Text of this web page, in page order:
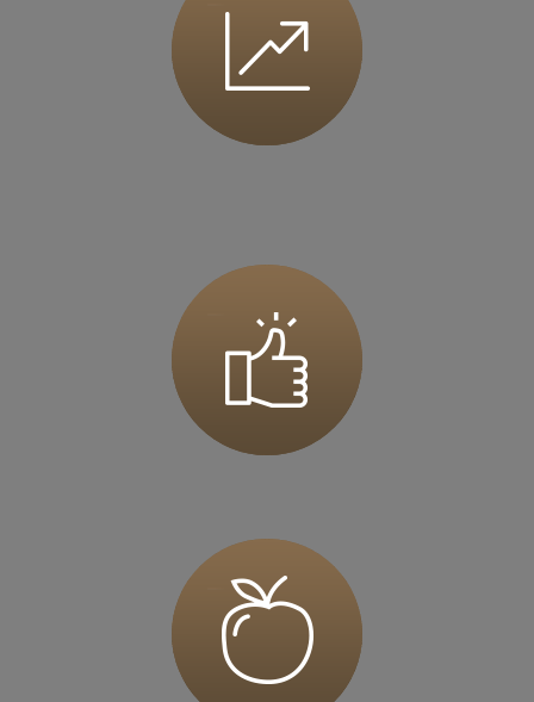
ul. Marulewska 7
88-100 Inowrocław
Zapisz mnie
36 MINUT Jarocin
36 MINUT Jaworzno
ul. Katowicka 47
43-603 Jaworzno
Zapisz mnie
36 MINUT Kalisz
36 MINUT Kamionki
ul. Poznańska 117
62-023 Kamionki
Zapisz mnie